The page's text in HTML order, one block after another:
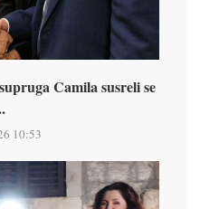
Camila susreli se
10:53